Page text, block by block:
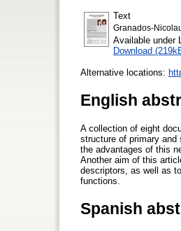
Text
Granados-
Available under
Download
Alternative locations:
English
A collection of eight
structure of primary
the advantages of this
Another aim of this
descriptors, as well as
functions.
Spanish